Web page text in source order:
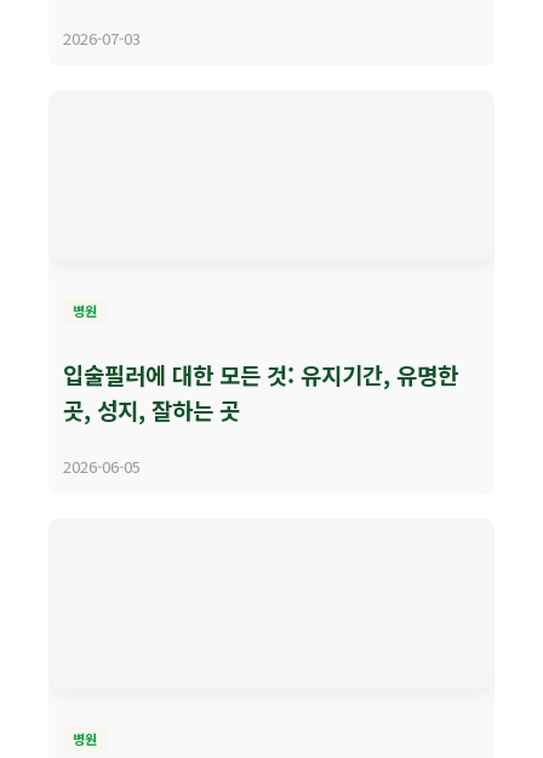
2026-07-03
병원
입술필러에 대한 모든 것: 유지기간, 유명한
곳, 성지, 잘하는 곳
2026-06-05
병원